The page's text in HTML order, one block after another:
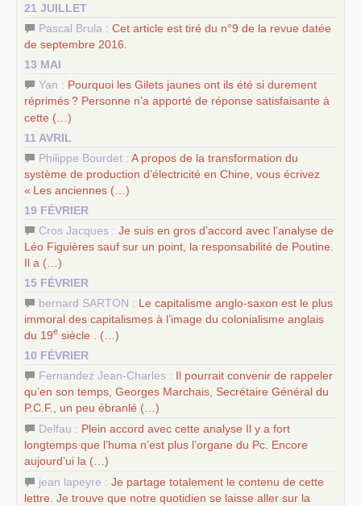
d’Europe
–lescinq chantiers pour contribuer au débat sur le projet
communiste
21 JUILLET
Pascal Brula : Cet article est tiré du n°9 de la revue datée
de septembre 2016.
13 MAI
Yan : Pourquoi les Gilets jaunes ont ils été si durement
réprimés? Personne n’a apporté de réponse satisfaisante à
cette (…)
11 AVRIL
Philippe Bourdet : A propos de la transformation du
système de production d’électricité en Chine, vous écrivez
« Les anciennes (…)
19 FÉVRIER
Cros Jacques : Je suis en gros d’accord avec l’analyse de
Léo Figuières sauf sur un point, la responsabilité de Poutine.
Il a (…)
15 FÉVRIER
bernard SARTON : Le capitalisme anglo-saxon est le plus
immoral des capitalismes à l’image du colonialisme anglais
du 19e siècle . (…)
10 FÉVRIER
Fernandez Jean-Charles : Il pourrait convenir de rappeler
qu’en son temps, Georges Marchais, Secrétaire Général du
P.C. F., un peu ébranlé (…)
Delfau : Plein accord avec cette analyse Il y a fort
longtemps que l’huma n’est plus l’organe du Pc. Encore
aujourd’ui la (…)
jean lapeyre : Je partage totalement le contenu de cette
lettre. Je trouve que notre quotidien se laisse aller sur la